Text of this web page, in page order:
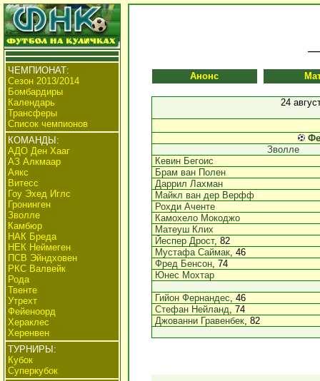
ЧЕМПИОНАТ:
Сезон 2013/2014
Бомбардиры
Календарь
Трансферы
Список чемпионов
КОМАНДЫ:
АДО Ден Хааг
АЗ Алкмаар
Аякс
Витесс
Гоу Эхед Иглс
Гронинген
Зволле
Камбюр
НАК Бреда
НЕК Неймеген
ПСВ Эйндховен
РКС Валвейк
Рода
Твенте
Утрехт
Фейеноорд
Хераклес
Херенвен
ТУРНИРЫ:
Кубок
Суперкубок
Анонс
24
Зволле
Кевин Бегоис
Брам ван Полен
Даррил Лахман
Майкл ван дер Верфф
Рохди Аченте
Камохело Мокоджо
Матеуш Клих
Йеспер Дрост, 82
Мустафа Саймак, 46
Фред Бенсон, 74
Юнес Мохтар
Гийон Фернандес, 46
Стефан Нейланд, 74
Джованни Гравенбек, 82